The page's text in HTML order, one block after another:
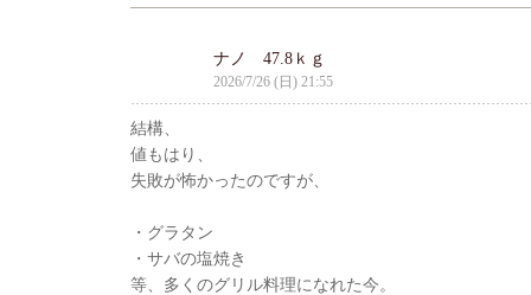
ナノ 47.8ｋｇ
2026/7/26 (日) 21:55
結構、
値もはり、
失敗が怖かったのですが、
・グラタン
・サバの塩焼き
等、多くのグリル料理になれた今。